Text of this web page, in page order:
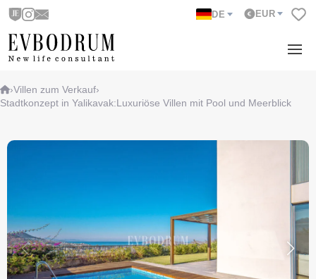
DE EUR
›Villen zum Verkauf›
Stadtkonzept in Yalikavak:Luxuriöse Villen mit Pool und Meerblick